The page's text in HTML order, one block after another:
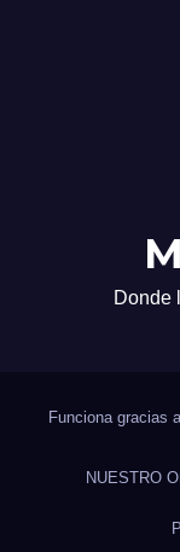
Donde
Funciona gracias
NUESTRO